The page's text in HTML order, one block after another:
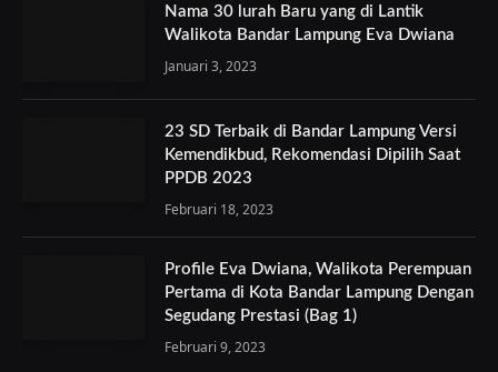
Nama 30 lurah Baru yang di Lantik
Walikota Bandar Lampung Eva Dwiana
Januari 3, 2023
23 SD Terbaik di Bandar Lampung Versi
Kemendikbud, Rekomendasi Dipilih Saat
PPDB 2023
Februari 18, 2023
Profile Eva Dwiana, Walikota Perempuan
Pertama di Kota Bandar Lampung Dengan
Segudang Prestasi (Bag 1)
Februari 9, 2023